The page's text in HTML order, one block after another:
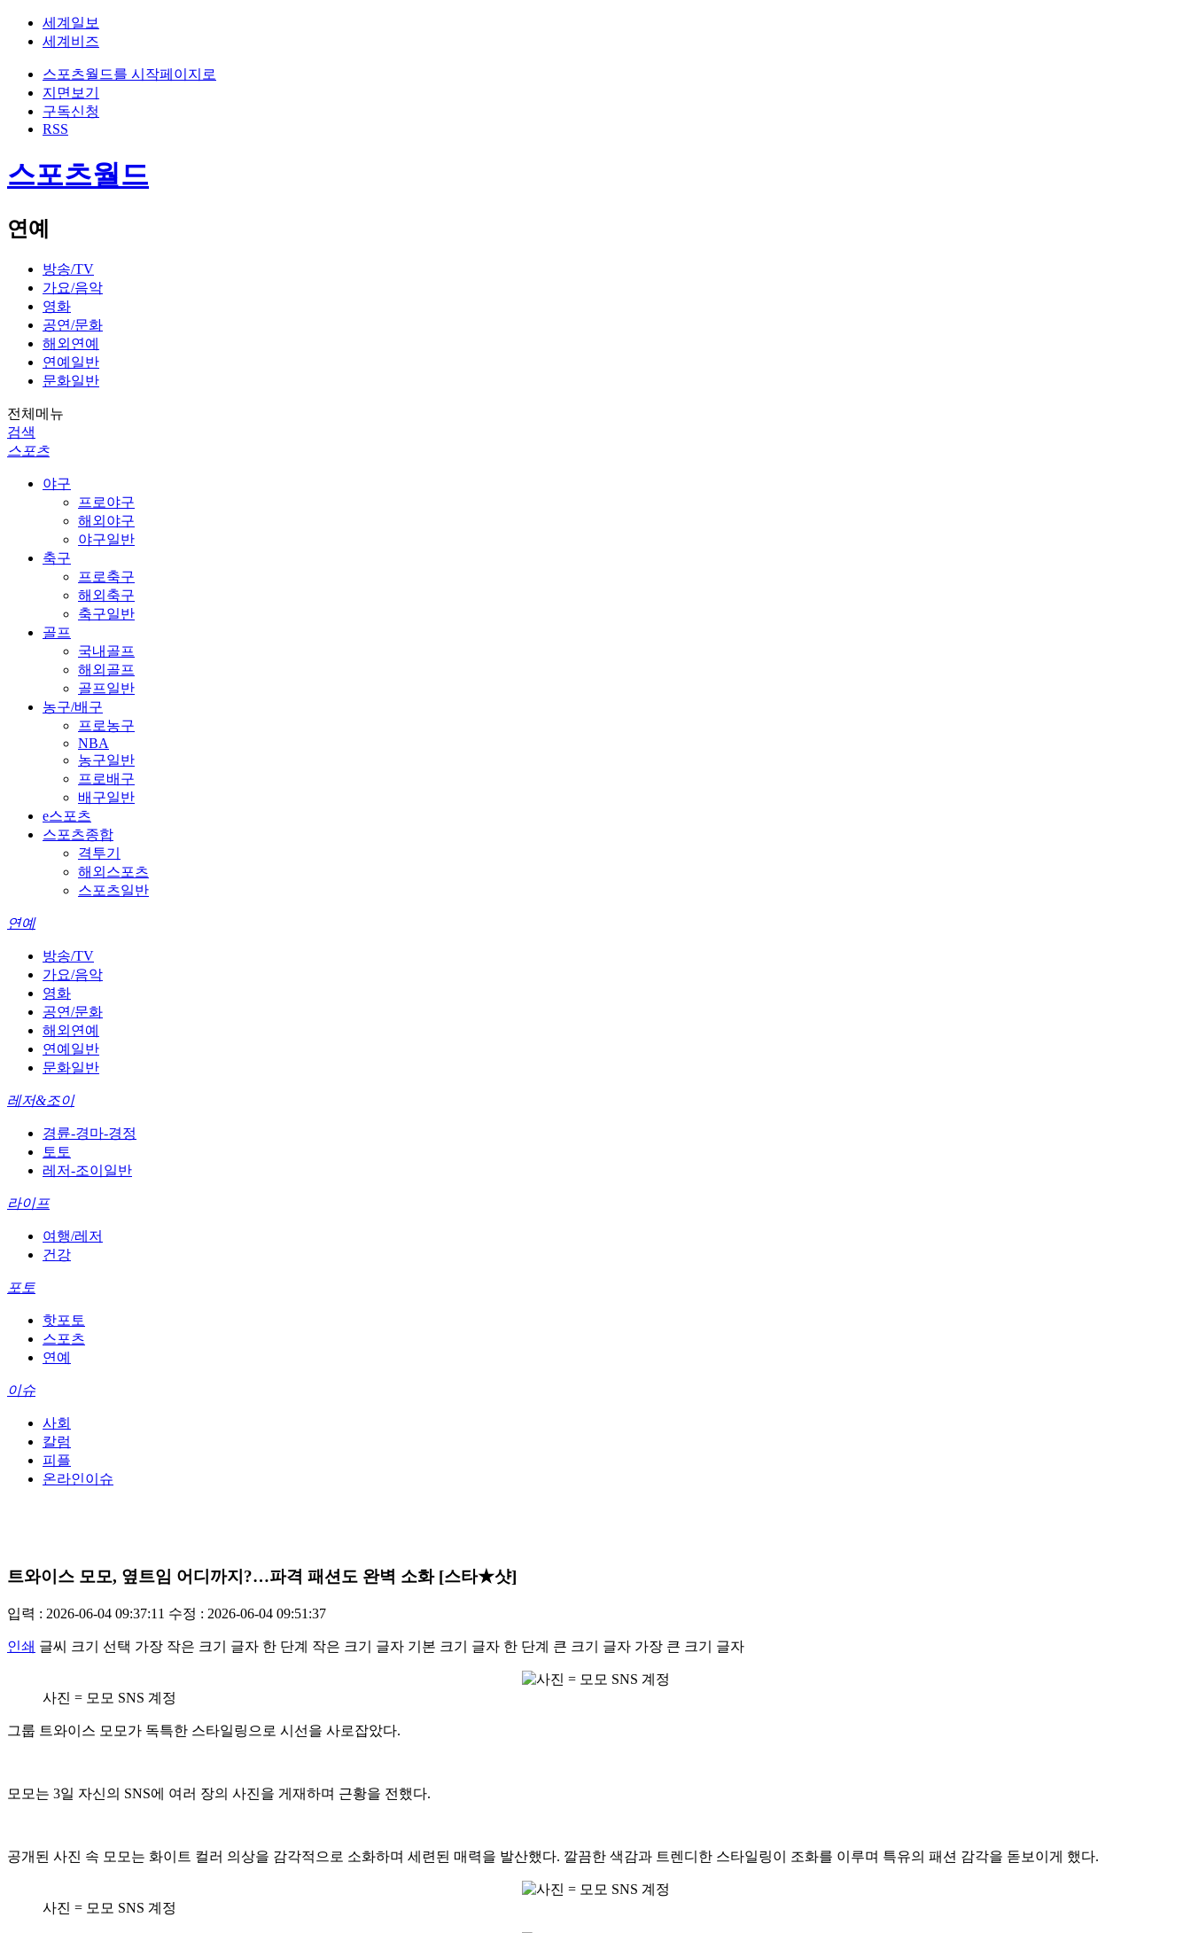
세계일보
세계비즈
스포츠월드를 시작페이지로
지면보기
구독신청
RSS
스포츠월드
연예
방송/TV
가요/음악
영화
공연/문화
해외연예
연예일반
문화일반
전체메뉴
검색
스포츠
야구
프로야구
해외야구
야구일반
축구
프로축구
해외축구
축구일반
골프
국내골프
해외골프
골프일반
농구/배구
프로농구
NBA
농구일반
프로배구
배구일반
e스포츠
스포츠종합
격투기
해외스포츠
스포츠일반
연예
방송/TV
가요/음악
영화
공연/문화
해외연예
연예일반
문화일반
레저&조이
경륜-경마-경정
토토
레저-조이일반
라이프
여행/레저
건강
포토
핫포토
스포츠
연예
이슈
사회
칼럼
피플
온라인이슈
트와이스 모모, 옆트임 어디까지?…파격 패션도 완벽 소화 [스타★샷]
입력 : 2026-06-04 09:37:11 수정 : 2026-06-04 09:51:37
인쇄 글씨 크기 선택 가장 작은 크기 글자 한 단계 작은 크기 글자 기본 크기 글자 한 단계 큰 크기 글자 가장 큰 크기 글자
사진 = 모모 SNS 계정
그룹 트와이스 모모가 독특한 스타일링으로 시선을 사로잡았다.
모모는 3일 자신의 SNS에 여러 장의 사진을 게재하며 근황을 전했다.
공개된 사진 속 모모는 화이트 컬러 의상을 감각적으로 소화하며 세련된 매력을 발산했다. 깔끔한 색감과 트렌디한 스타일링이 조화를 이루며 특유의 패션 감각을 돋보이게 했다.
사진 = 모모 SNS 계정